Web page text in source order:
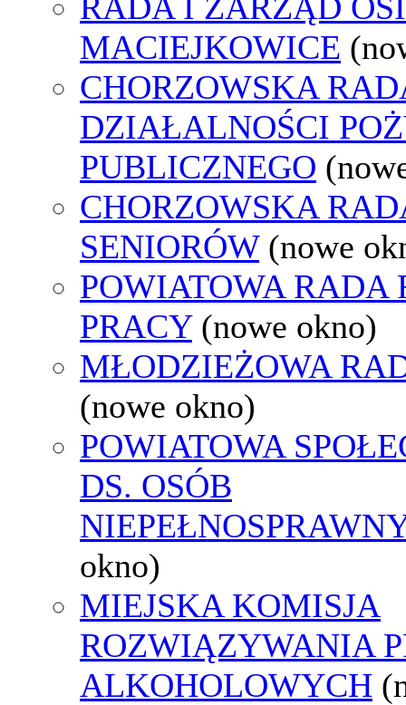
MACIEJKOWICE
CHORZOWSKA
DZIAŁALNOŚCI
PUBLICZNEGO
CHORZOWSKA
SENIORÓW (nowe
POWIATOWA RADA
PRACY (nowe okno)
MŁODZIEŻOWA
(nowe okno)
POWIATOWA
DS. OSÓB
okno)
MIEJSKA KOMISJA
ROZWIĄZYWANIA
ALKOHOLOWYCH